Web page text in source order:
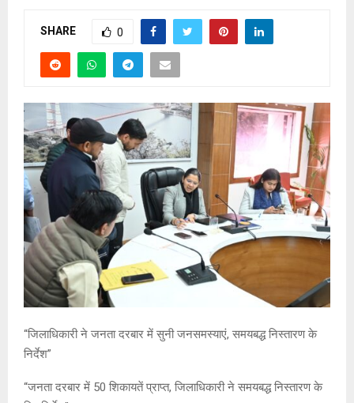
SHARE 0
“जिलाधिकारी ने जनता दरबार में सुनी जनसमस्याएं, समयबद्ध निस्तारण के
निर्देश”
“जनता दरबार में 50 शिकायतें प्राप्त, जिलाधिकारी ने समयबद्ध निस्तारण के